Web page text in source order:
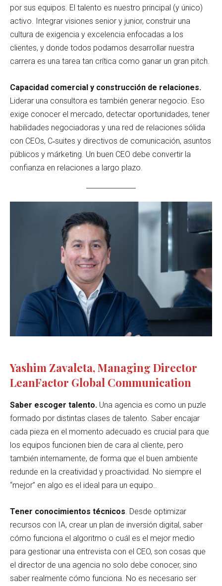
por sus equipos. El talento es nuestro principal (y único)
activo. Integrar visiones senior y junior, construir una
cultura de exigencia y excelencia enfocadas a los
clientes, y donde todos podamos desarrollar nuestra
carrera es una tarea tan crítica como ganar un gran pitch.
Capacidad comercial y construcción de relaciones.
Liderar una consultora es también generar negocio. Eso
exige conocer el mercado, detectar oportunidades, tener
habilidades negociadoras y una red de relaciones sólida
con CEOs, C‑suites y directivos de comunicación, asuntos
públicos y márketing. Un buen CEO debe convertir la
confianza en relaciones a largo plazo.
Yashim Zavaleta, Managing Director
LeanFactor Global Communication
Saber escoger talento. Una agencia es como un puzle
formado por distintas clases de talento. Saber encajar
cada pieza en el momento adecuado es crucial para que
los equipos funcionen bien de cara al cliente, pero
también internamente, de forma que el buen ambiente
redunde en la creatividad y proactividad. No siempre el
“mejor” en algo es el ideal para un equipo..
Tener conocimientos técnicos. Desde optimizar
recursos con IA, crear un plan de inversión digital, saber
cómo funciona el algoritmo o cuál es el mejor medio
para gestionar una entrevista con el CEO, son cosas que
el director de una agencia no solo debe conocer, sino
saber realmente cómo funciona. No es necesario ser